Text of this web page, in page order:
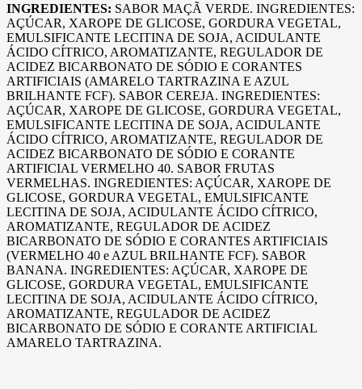
INGREDIENTES: SABOR MAÇÃ VERDE. INGREDIENTES:
AÇÚCAR, XAROPE DE GLICOSE, GORDURA VEGETAL,
EMULSIFICANTE LECITINA DE SOJA, ACIDULANTE
ÁCIDO CÍTRICO, AROMATIZANTE, REGULADOR DE
ACIDEZ BICARBONATO DE SÓDIO E CORANTES
ARTIFICIAIS (AMARELO TARTRAZINA E AZUL
BRILHANTE FCF). SABOR CEREJA. INGREDIENTES:
AÇÚCAR, XAROPE DE GLICOSE, GORDURA VEGETAL,
EMULSIFICANTE LECITINA DE SOJA, ACIDULANTE
ÁCIDO CÍTRICO, AROMATIZANTE, REGULADOR DE
ACIDEZ BICARBONATO DE SÓDIO E CORANTE
ARTIFICIAL VERMELHO 40. SABOR FRUTAS
VERMELHAS. INGREDIENTES: AÇÚCAR, XAROPE DE
GLICOSE, GORDURA VEGETAL, EMULSIFICANTE
LECITINA DE SOJA, ACIDULANTE ÁCIDO CÍTRICO,
AROMATIZANTE, REGULADOR DE ACIDEZ
BICARBONATO DE SÓDIO E CORANTES ARTIFICIAIS
(VERMELHO 40 e AZUL BRILHANTE FCF). SABOR
BANANA. INGREDIENTES: AÇÚCAR, XAROPE DE
GLICOSE, GORDURA VEGETAL, EMULSIFICANTE
LECITINA DE SOJA, ACIDULANTE ÁCIDO CÍTRICO,
AROMATIZANTE, REGULADOR DE ACIDEZ
BICARBONATO DE SÓDIO E CORANTE ARTIFICIAL
AMARELO TARTRAZINA.